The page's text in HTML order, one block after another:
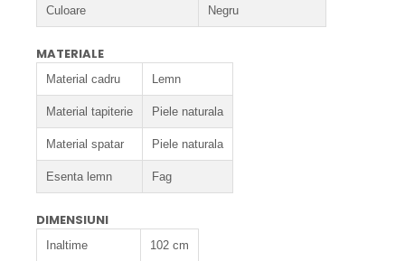
Culoare Negru
MATERIALE
Material cadru Lemn
Material tapiterie Piele naturala
Material spatar Piele naturala
Esenta lemn Fag
DIMENSIUNI
Inaltime 102 cm